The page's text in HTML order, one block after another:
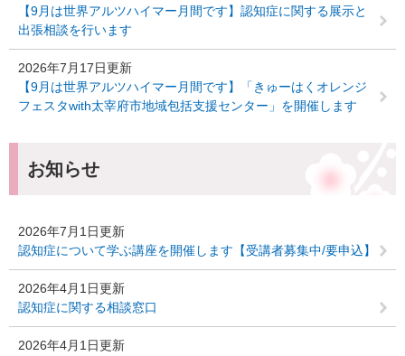
【9月は世界アルツハイマー月間です】認知症に関する展示と
出張相談を行います
2026年7月17日更新
【9月は世界アルツハイマー月間です】「きゅーはくオレンジ
フェスタwith太宰府市地域包括支援センター」を開催します
お知らせ
2026年7月1日更新
認知症について学ぶ講座を開催します【受講者募集中/要申込】
2026年4月1日更新
認知症に関する相談窓口
2026年4月1日更新